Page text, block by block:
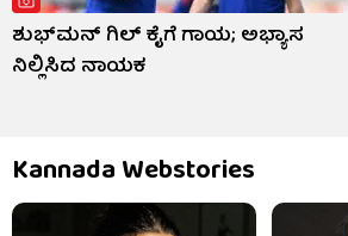
ಶುಭ್​ಮನ್ ಗಿಲ್ ಕೈಗೆ ಗಾಯ; ಅಭ್ಯಾಸ
ನಿಲ್ಲಿಸಿದ ನಾಯಕ
Kannada Webstories